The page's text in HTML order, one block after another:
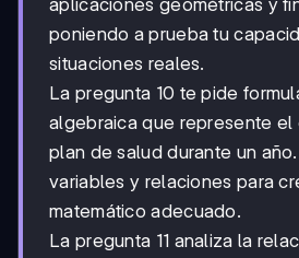
aplicaciones geométricas y
poniendo a prueba tu
situaciones reales.
La pregunta 10 te pide
algebraica que represente
plan de salud durante un
variables y relaciones para
matemático adecuado.
La pregunta 11 analiza la